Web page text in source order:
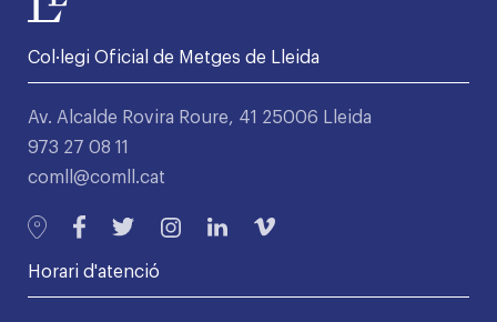
Col·legi Oficial de Metges de Lleida
Av. Alcalde Rovira Roure, 41 25006 Lleida
973 27 08 11
comll@comll.cat
Horari d'atenció